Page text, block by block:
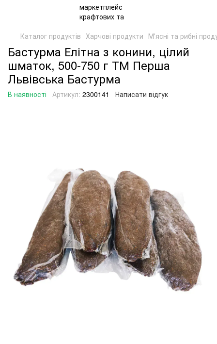
Каталог продуктів Харчові продукти Мʼясні та рибні
Бастурма Елітна з конини, цілий
шматок, 500-750 г ТМ Перша
Львівська Бастурма
В наявності Артикул: 2300141 Написати відгук